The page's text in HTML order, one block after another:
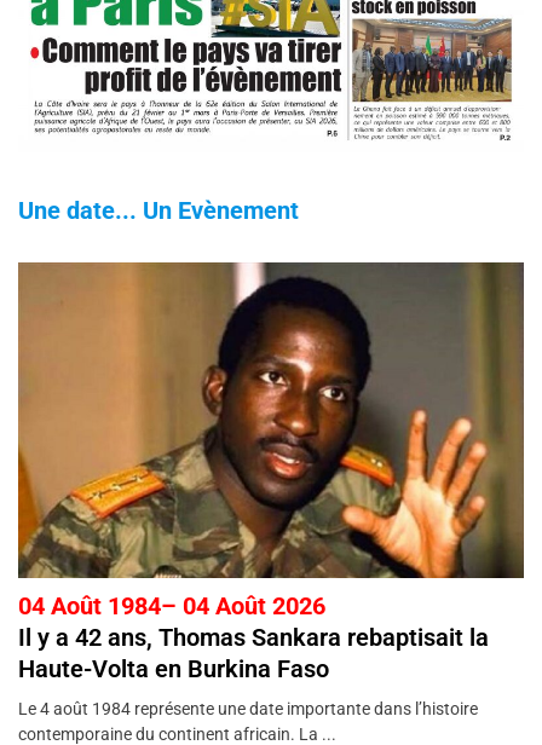
Une date... Un Evènement
04 Août 1984– 04 Août 2026
Il y a 42 ans, Thomas Sankara rebaptisait la
Haute-Volta en Burkina Faso
Le 4 août 1984 représente une date importante dans l’histoire
contemporaine du continent africain. La ...